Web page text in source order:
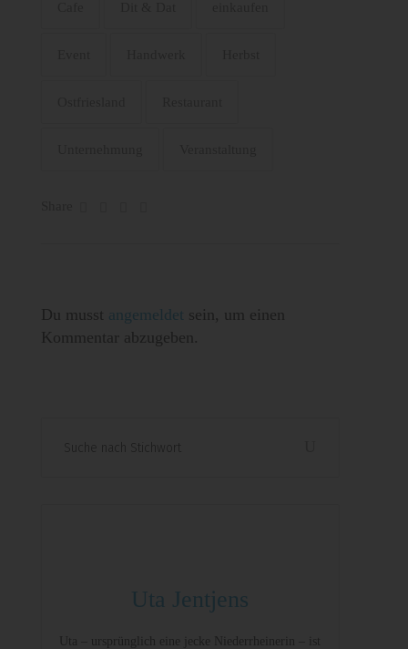
Du musst angemeldet sein, um einen
Kommentar abzugeben.
Uta Jentjens
Uta – ursprünglich eine jecke Niederrheinerin – ist